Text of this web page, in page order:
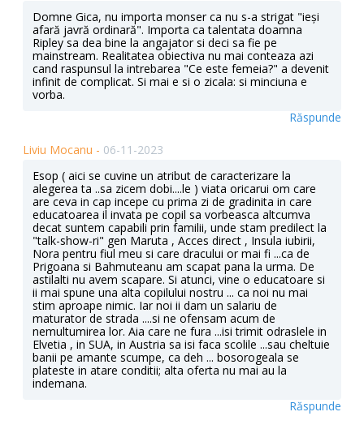
Domne Gica, nu importa monser ca nu s-a strigat "ieși
afară javră ordinară". Importa ca talentata doamna
Ripley sa dea bine la angajator si deci sa fie pe
mainstream. Realitatea obiectiva nu mai conteaza azi
cand raspunsul la intrebarea "Ce este femeia?" a devenit
infinit de complicat. Si mai e si o zicala: si minciuna e
vorba.
Răspunde
Liviu Mocanu - 06-11-2023
Esop ( aici se cuvine un atribut de caracterizare la
alegerea ta ..sa zicem dobi....le ) viata oricarui om care
are ceva in cap incepe cu prima zi de gradinita in care
educatoarea il invata pe copil sa vorbeasca altcumva
decat suntem capabili prin familii, unde stam predilect la
"talk-show-ri" gen Maruta , Acces direct , Insula iubirii,
Nora pentru fiul meu si care dracului or mai fi ...ca de
Prigoana si Bahmuteanu am scapat pana la urma. De
astilalti nu avem scapare. Si atunci, vine o educatoare si
ii mai spune una alta copilului nostru ... ca noi nu mai
stim aproape nimic. Iar noi ii dam un salariu de
maturator de strada ....si ne ofensam acum de
nemultumirea lor. Aia care ne fura ...isi trimit odraslele in
Elvetia , in SUA, in Austria sa isi faca scolile ...sau cheltuie
banii pe amante scumpe, ca deh ... bosorogeala se
plateste in atare conditii; alta oferta nu mai au la
indemana.
Răspunde